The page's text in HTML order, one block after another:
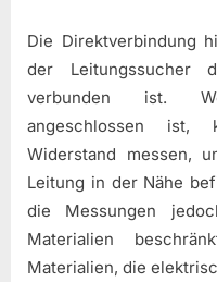
Die Direktverbindung
der Leitungssucher
verbunden ist.
angeschlossen
Widerstand messen,
Leitung in der Nähe
die Messungen
Materialien
Materialien, die